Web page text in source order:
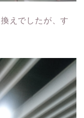
えでしたが、す